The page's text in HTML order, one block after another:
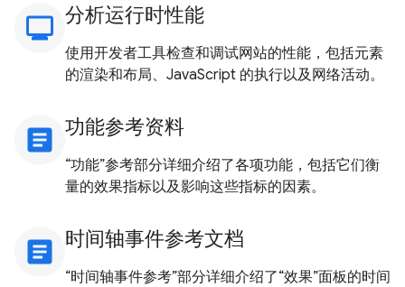
monitoring
分析运行时性能
使用开发者工具检查和调试网站的性能，包括元素
的渲染和布局、JavaScript 的执行以及网络活动。
article 功能参考资料
“功能”参考部分详细介绍了各项功能，包括它们衡
量的效果指标以及影响这些指标的因素。
article 时间轴事件参考文档
“时间轴事件参考”部分详细介绍了“效果”面板的时间